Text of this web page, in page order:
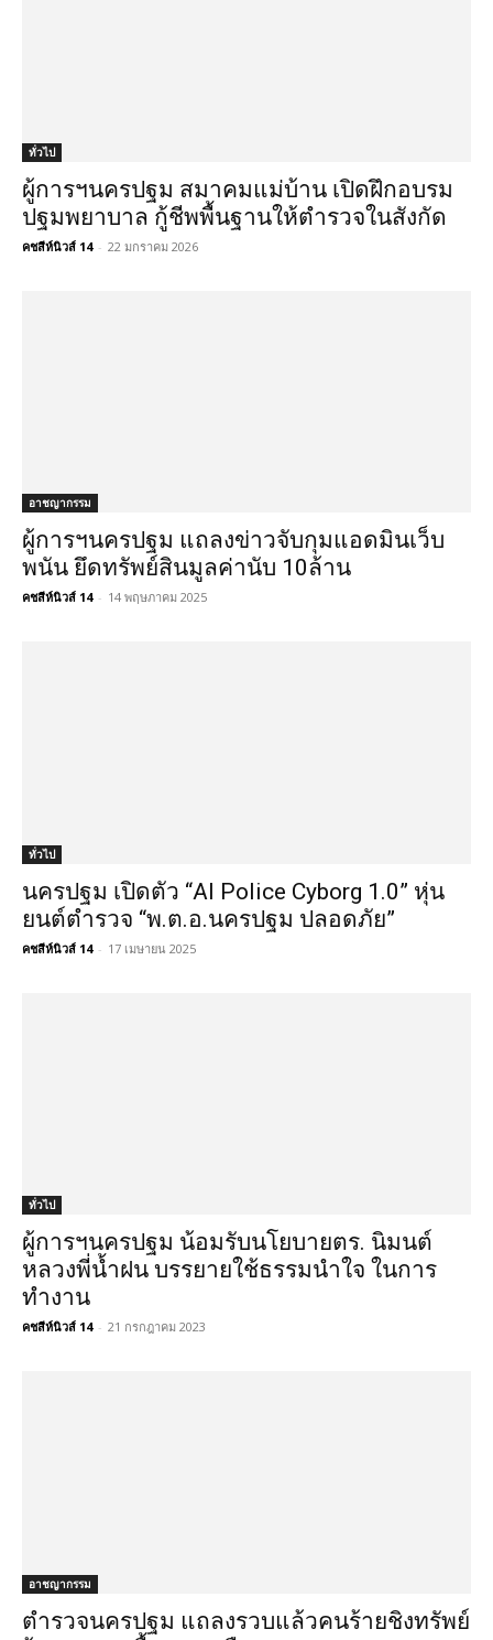
ทั่วไป
ผู้การฯนครปฐม สมาคมแม่บ้าน เปิดฝึกอบรม
ปฐมพยาบาล กู้ชีพพื้นฐานให้ตำรวจในสังกัด
คชสีห์นิวส์ 14 - 22 มกราคม 2026
อาชญากรรม
ผู้การฯนครปฐม แถลงข่าวจับกุมแอดมินเว็บ
พนัน ยึดทรัพย์สินมูลค่านับ 10ล้าน
คชสีห์นิวส์ 14 - 14 พฤษภาคม 2025
ทั่วไป
นครปฐม เปิดตัว “AI Police Cyborg 1.0” หุ่น
ยนต์ตำรวจ “พ.ต.อ.นครปฐม ปลอดภัย”
คชสีห์นิวส์ 14 - 17 เมษายน 2025
ทั่วไป
ผู้การฯนครปฐม น้อมรับนโยบายตร. นิมนต์
หลวงพี่น้ำฝน บรรยายใช้ธรรมนำใจ ในการ
ทำงาน
คชสีห์นิวส์ 14 - 21 กรกฎาคม 2023
อาชญากรรม
ตำรวจนครปฐม แถลงรวบแล้วคนร้ายชิงทรัพย์